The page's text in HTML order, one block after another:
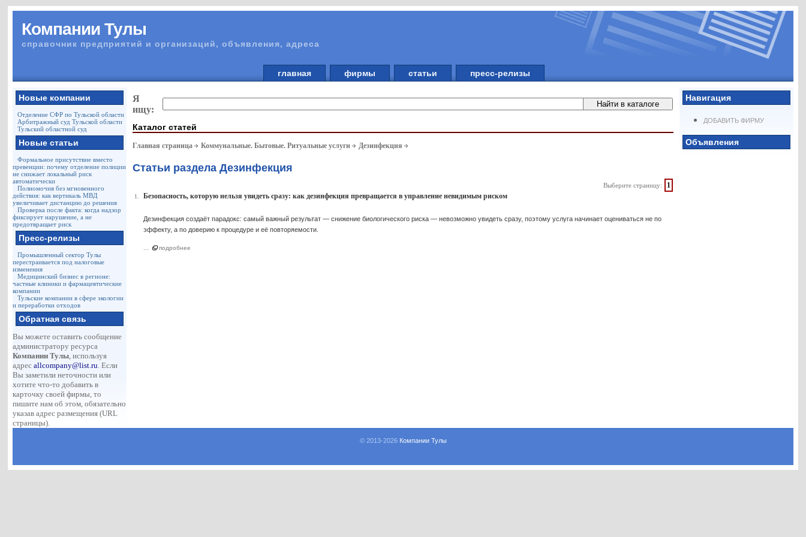
Компании Тулы
справочник предприятий и организаций, объявления, адреса
главная фирмы статьи пресс-релизы
Новые компании
Отделение СФР по Тульской области
Арбитражный суд Тульской области
Тульский областной суд
Новые статьи
Формальное присутствие вместо
превенции: почему отделение полиции
не снижает локальный риск
автоматически
Полномочия без мгновенного
действия: как вертикаль МВД
увеличивает дистанцию до решения
Проверка после факта: когда надзор
фиксирует нарушение, а не
предотвращает риск
Пресс-релизы
Промышленный сектор Тулы
перестраивается под налоговые
изменения
Медицинский бизнес в регионе:
частные клиники и фармацевтические
компании
Тульские компании в сфере экологии
и переработки отходов
Обратная связь
Вы можете оставить сообщение
администратору ресурса
Компании Тулы, используя
адресallcompany@list.ru. Если
Вы заметили неточности или
хотите что-то добавить в
карточку своей фирмы, то
пишите нам об этом, обязательно
указав адрес размещения (URL
страницы).
Навигация
ДОБАВИТЬ ФИРМУ
Объявления
Я
ищу:
Каталог статей
Главная страница Коммунальные. Бытовые. Ритуальные услуги Дезинфекция
Статьи раздела Дезинфекция
Выберите страницу: 1
1. Безопасность, которую нельзя увидеть сразу: как дезинфекция превращается в управление невидимым риском
Дезинфекция создаёт парадокс: самый важный результат — снижение биологического риска — невозможно увидеть сразу, поэтому услуга начинает оцениваться не по
эффекту, а по доверию к процедуре и её повторяемости.
подробнее
© 2013-2026 Компании Тулы